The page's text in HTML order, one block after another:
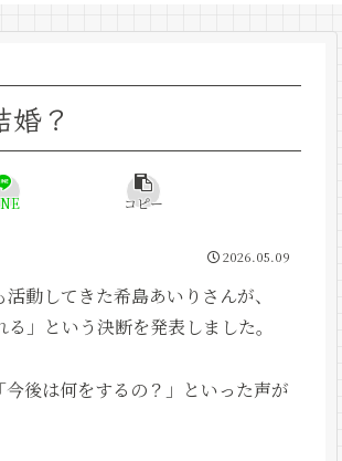
？
コピー
2026.05.09
動してきた希島あいりさんが、
」という決断を発表しました。
後は何をするの？」といった声が